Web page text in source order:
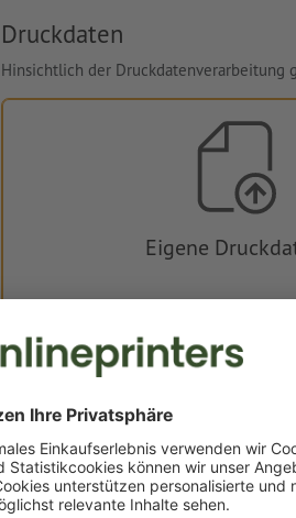
Druckdaten
Hinsichtlich der Druckdatenverarbeitung
Eigene
hochladen.